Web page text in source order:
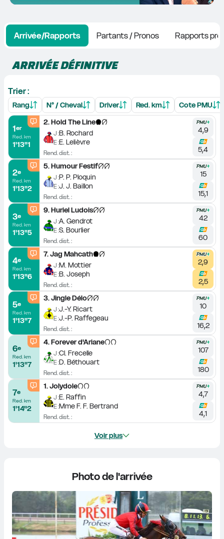
Arrivée/Rapports Partants / Pronos Rapports
ARRIVÉE DÉFINITIVE
Trier :
Rang N° / Cheval Driver Red. km Cote PMU
1er
Red. km
1'13''1
2.Hold The Line
J :B. Rochard
E :E. Lelièvre
Rend. dist. :
4,9
5,4
2e
Red. km
1'13''2
5.Humour Festif
J :P. P. Ploquin
E :J. J. Baillon
Rend. dist. :
15
15,1
3e
Red. km
1'13''5
9.Huriel Ludois
J :A. Gendrot
E :S. Bourlier
Rend. dist. :
42
60
4e
Red. km
1'13''6
7.Jag Mahcath
J :M. Mottier
E :B. Joseph
Rend. dist. :
2,9
2,5
5e
Red. km
1'13''7
3.Jingle Délo
J :J.-Y. Ricart
E :J.-P. Raffegeau
Rend. dist. :
10
16,2
6e
Red. km
1'13''7
4.Forever d'Ariane
J :Cl. Frecelle
E :D. Béthouart
Rend. dist. :
107
180
7e
Red. km
1'14''2
1.Jolydole
J :E. Raffin
E :Mme F. F. Bertrand
Rend. dist. :
4,7
4,1
Voir plus
Photo de l'arrivée